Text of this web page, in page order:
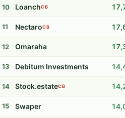
10 LoanchCB
11 NectaroCB
12 Omaraha
13 Debitum Investments
14 Stock.estateCB
15 Swaper